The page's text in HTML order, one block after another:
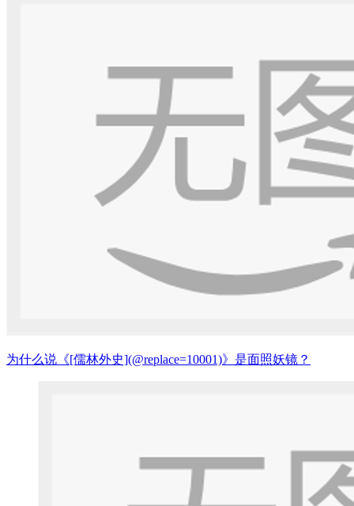
为什么说《[儒林外史](@replace=10001)》是面照妖镜？